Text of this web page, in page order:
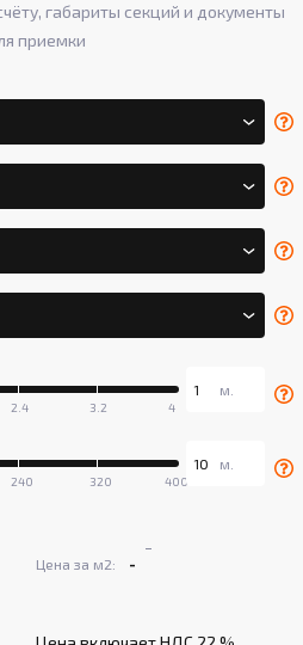
габариты секций и документы
приемки
Цена за м2: -
-